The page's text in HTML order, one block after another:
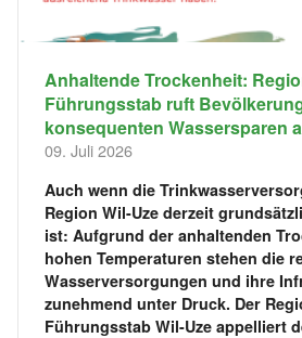
Anhaltende Trockenheit:
Führungsstab ruft
konsequenten Wassersparen
09. Juli 2026
Auch wenn die
Region Wil-Uze derzeit
ist: Aufgrund der anhaltenden
hohen Temperaturen stehen die
Wasserversorgungen und ihre
zunehmend unter Druck. Der
Führungsstab Wil-Uze appelliert